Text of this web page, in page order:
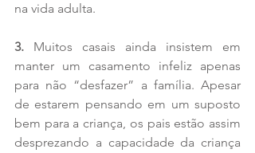
na vida adulta.
3. Muitos casais ainda insistem em
manter um casamento infeliz apenas
para não “desfazer” a família. Apesar
de estarem pensando em um suposto
bem para a criança, os pais estão assim
desprezando a capacidade da criança